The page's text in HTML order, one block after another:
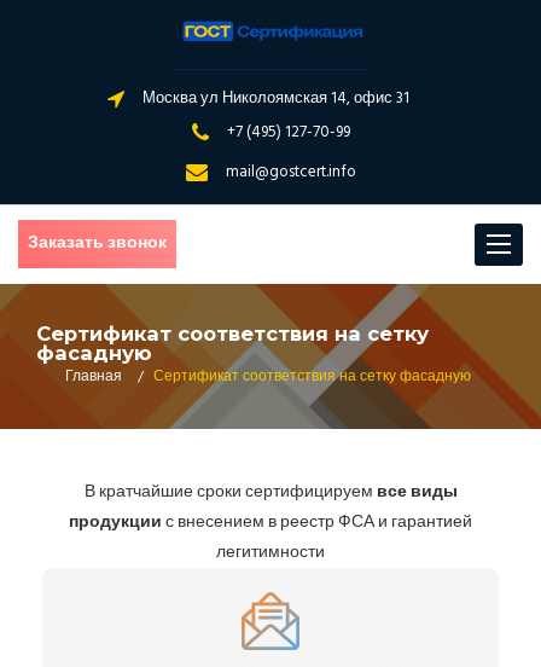
Москва ул Николоямская 14, офис 31
+7 (495) 127-70-99
mail@gostcert.info
Toggle
Заказать звонок
Сертификат соответствия на сетку
фасадную
Главная
/ Сертификат соответствия на сетку фасадную
В кратчайшие сроки сертифицируем все виды
продукциис внесением в реестр ФСА и гарантией
легитимности